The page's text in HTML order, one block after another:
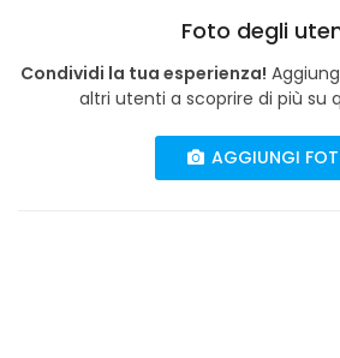
Foto degli
Condividi la tua esperienza!
altri utenti a scoprire di più su
AGGIUNGI